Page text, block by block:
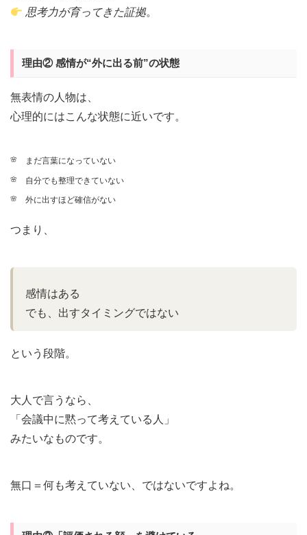
思考力が育ってきた証拠。
理由② 感情が“外に出る前”の状態
無表情の人物は、
心理的にはこんな状態に近いです。
まだ言葉になっていない
自分でも整理できていない
外に出すほど確信がない
つまり、
感情はある
でも、出すタイミングではない
という段階。
大人で言うなら、
「会議中に黙って考えている人」
みたいなものです。
無口＝何も考えていない、ではないですよね。